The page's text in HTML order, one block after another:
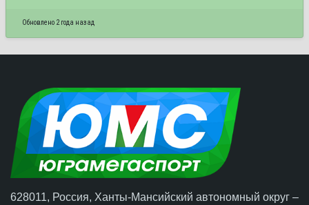
Обновлено 2 года назад
628011, Россия, Ханты-Мансийский автономный округ –